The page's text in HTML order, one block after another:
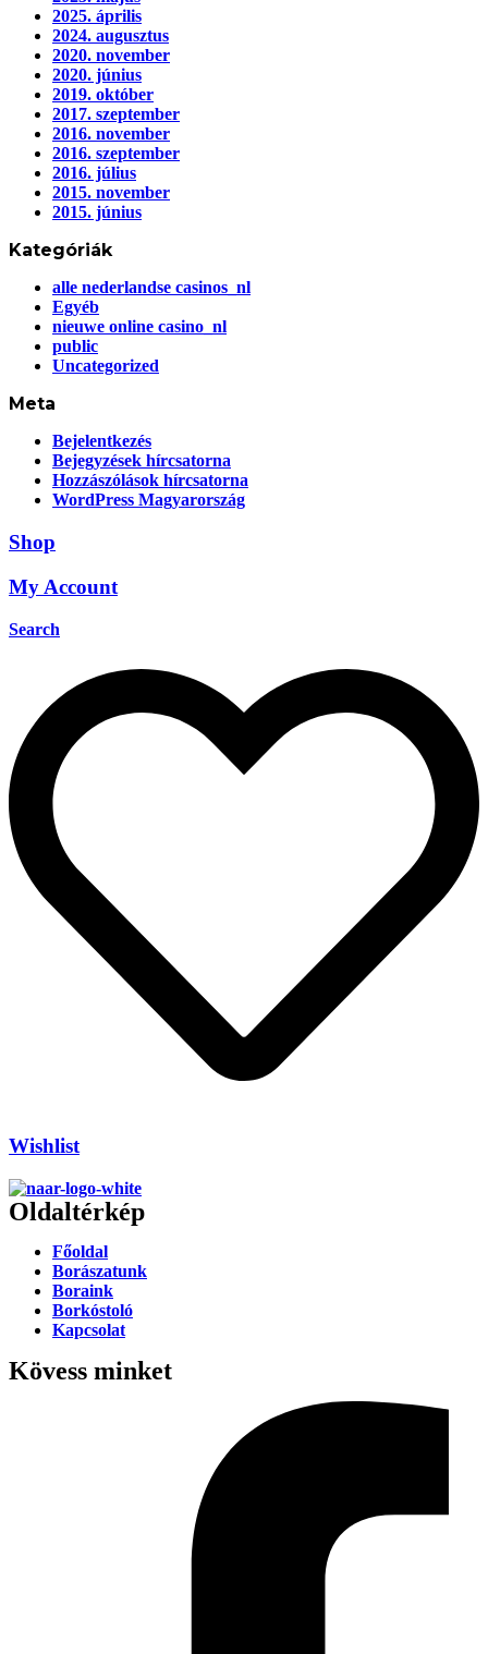
2025. április
2024. augusztus
2020. november
2020. június
2019. október
2017. szeptember
2016. november
2016. szeptember
2016. július
2015. november
2015. június
Kategóriák
alle nederlandse casinos_nl
Egyéb
nieuwe online casino_nl
public
Uncategorized
Meta
Bejelentkezés
Bejegyzések hírcsatorna
Hozzászólások hírcsatorna
WordPress Magyarország
Shop
My Account
Search
Wishlist
Oldaltérkép
Főoldal
Borászatunk
Boraink
Borkóstoló
Kapcsolat
Kövess minket